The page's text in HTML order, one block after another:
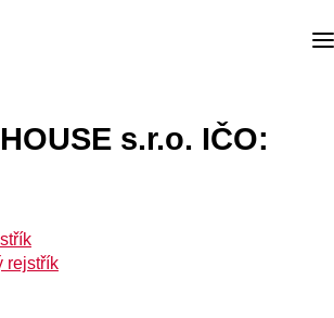
s.r.o. IČO:
rejstřík